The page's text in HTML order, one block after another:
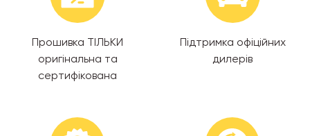
Прошивка ТІЛЬКИ
оригінальна та
сертифікована
Підтримка офіційних
дилерів